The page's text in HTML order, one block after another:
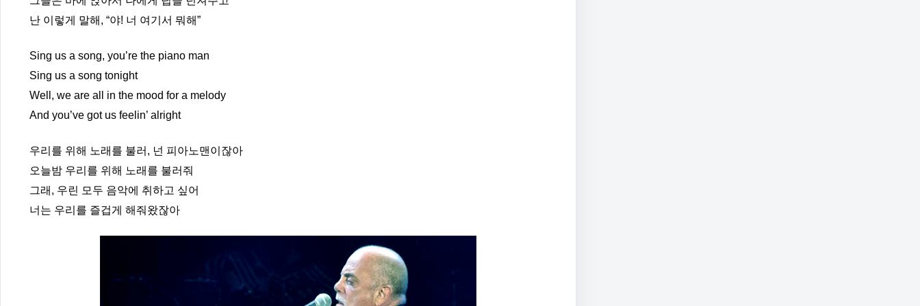
난 이렇게 말해, “야! 너 여기서 뭐해”
Sing us a song, you’re the piano man
Sing us a song tonight
Well, we are all in the mood for a melody
And you’ve got us feelin’ alright
우리를 위해 노래를 불러, 넌 피아노맨이잖아
오늘밤 우리를 위해 노래를 불러줘
그래, 우린 모두 음악에 취하고 싶어
너는 우리를 즐겁게 해줘왔잖아